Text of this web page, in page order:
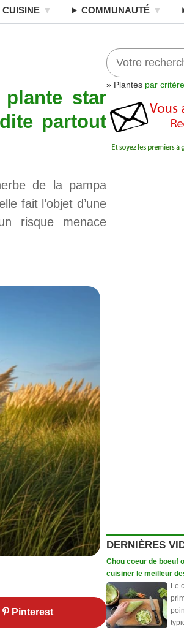
CUISINE COMMUNAUTÉ
star
partout
de la pampa
fait l’objet d’une
risque menace
Pinterest
» Plantes par
DERNIÈRES
Chou coeur de boeuf
cuisiner le meilleur
Le